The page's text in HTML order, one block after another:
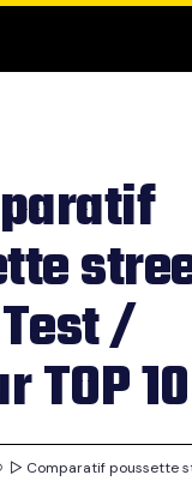
/
TOP 10
▷ Comparatif poussette